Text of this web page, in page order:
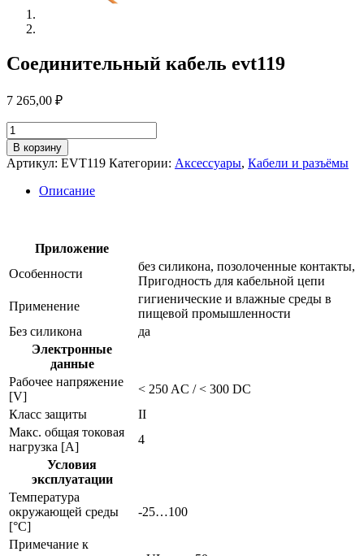
Соединительный кабель evt119
7 265,00 ₽
Количество
товара
Соединительный
кабель
evt119
В корзину
Артикул: EVT119 Категории: Аксессуары, Кабели и разъёмы
Описание
Приложение
Особенности
без силикона, позолоченные контакты,
Пригодность для кабельной цепи
Применение
гигиенические и влажные среды в
пищевой промышленности
Без силикона
да
Электронные
данные
Рабочее напряжение
[V]
< 250 AC / < 300 DC
Класс защиты
II
Макс. общая токовая
нагрузка [A]
4
Условия
эксплуатации
Температура
окружающей среды
[°C]
-25…100
Примечание к